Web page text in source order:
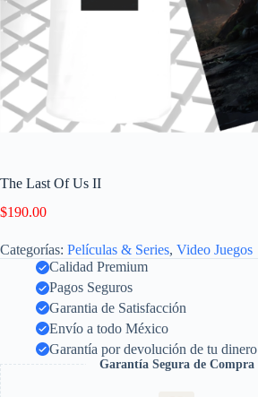
The Last Of Us II
$190.00
Categorías: Películas & Series, Video Juegos
Calidad Premium
Pagos Seguros
Garantia de Satisfacción
Envío a todo México
Garantía por devolución de tu dinero
Garantía Segura de Compra